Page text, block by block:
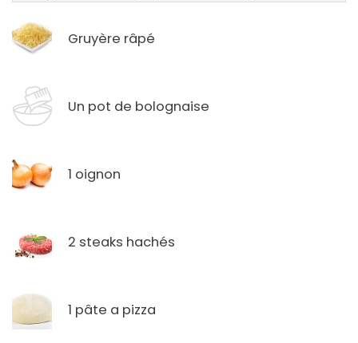
Gruyère râpé
Un pot de bolognaise
1 oignon
2 steaks hachés
1 pâte a pizza